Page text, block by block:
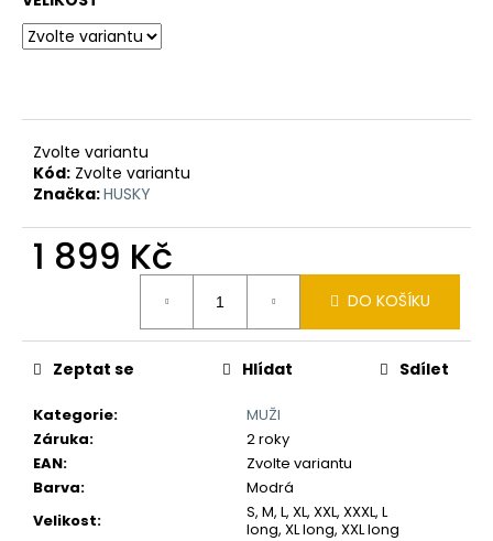
Zvolte variantu
Kód: Zvolte variantu
Značka:HUSKY
1 899 Kč
DO KOŠÍKU
Kategorie:
MUŽI
Záruka:
2 roky
EAN:
Zvolte variantu
Barva:
Modrá
Velikost:
S, M, L, XL, XXL, XXXL, L
long, XL long, XXL long
Zeptat se Hlídat Sdílet
D
u
č
u